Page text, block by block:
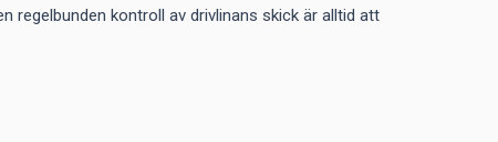
regelbunden kontroll av drivlinans skick är alltid att